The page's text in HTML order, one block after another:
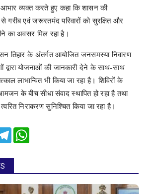
आभार व्यक्त करते हुए कहा कि शासन की
गरीब एवं जरूरतमंद परिवारों को सुरक्षित और
का अवसर मिल रहा है।
तिहार के अंतर्गत आयोजित जनसमस्या निवारण
द्वारा योजनाओं की जानकारी देने के साथ-साथ
लाभान्वित भी किया जा रहा है। शिविरों के
के बीच सीधा संवाद स्थापित हो रहा है तथा
निराकरण सुनिश्चित किया जा रहा है।
Telegram